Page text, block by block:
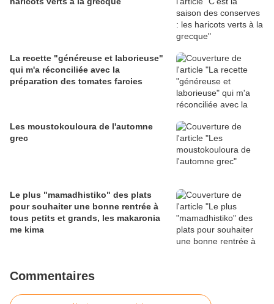
La recette "généreuse et laborieuse"
qui m'a réconciliée avec la
préparation des tomates farcies
Les moustokouloura de l'automne
grec
Le plus "mamadhistiko" des plats
pour souhaiter une bonne rentrée à
tous petits et grands, les makaronia
me kima
Commentaires